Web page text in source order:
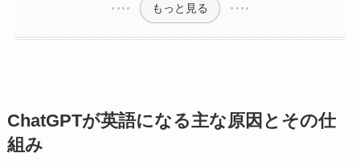
もっと見る
ChatGPTが英語になる主な原因とその仕
組み